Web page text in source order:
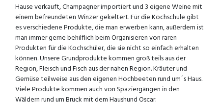
Hause verkauft, Champagner importiert und 3 eigene Weine mit
einem befreundeten Winzer gekeltert. Für die Kochschule gibt
es verschiedene Produkte, die man erwerben kann, außerdem ist
man immer gerne behilflich beim Organisieren von raren
Produkten für die Kochschüler, die sie nicht so einfach erhalten
können. Unsere Grundprodukte kommen groß teils aus der
Region, Fleisch und Fisch aus der nahen Region. Kräuter und
Gemüse teilweise aus den eigenen Hochbeeten rund um´s Haus.
Viele Produkte kommen auch von Spaziergängen in den
Wäldern rund um Bruck mit dem Haushund Oscar.